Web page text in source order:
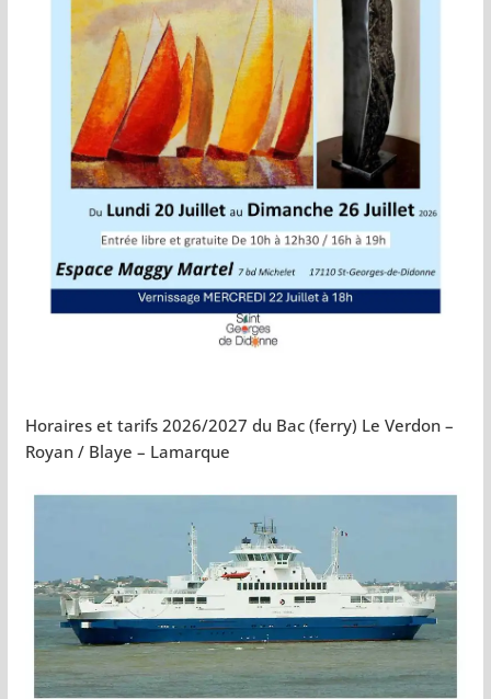
Horaires et tarifs 2026/2027 du Bac (ferry) Le Verdon –
Royan / Blaye – Lamarque